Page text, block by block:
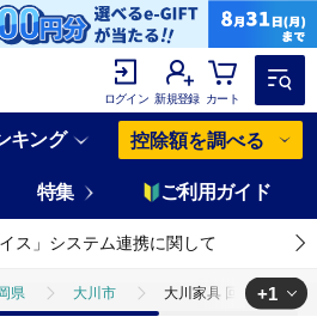
ログイン 新規登録 カート
キング 控除額を調べる
特集 ご利用ガイド
ス」システム連携に関して
県 大川市 大川家具 回転 本棚 5
+1